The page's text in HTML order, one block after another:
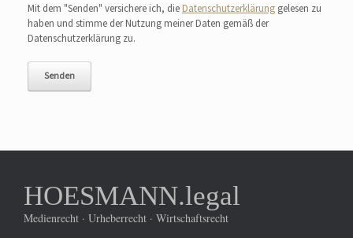
Mit dem "Senden" versichere ich, die Datenschutzerklärung gelesen zu
haben und stimme der Nutzung meiner Daten gemäß der
Datenschutzerklärung zu.
HOESMANN.legal
Medienrecht · Urheberrecht · Wirtschaftsrecht